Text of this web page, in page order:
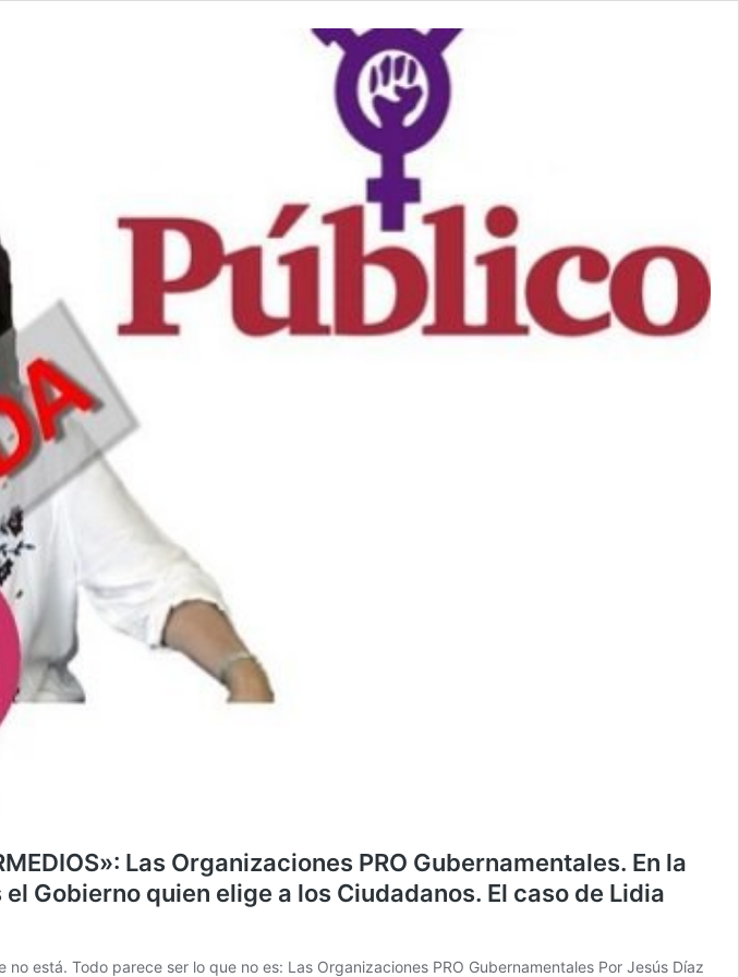
Las Organizaciones PRO Gubernamentales. En la
Gobierno quien elige a los Ciudadanos. El caso de Lidia
no está. Todo parece ser lo que no es: Las Organizaciones PRO Gubernamentales Por Jesús Díaz